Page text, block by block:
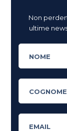
Non
ultime